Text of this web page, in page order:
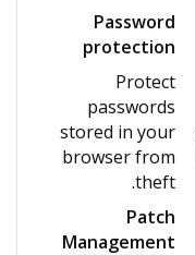
Password
protection
Protect
passwords
stored in your
browser from
theft.
Patch
Management